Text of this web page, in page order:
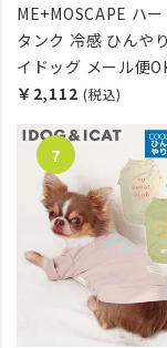
ME+MOSCAPE ハ
タンク 冷感 ひんや
イドッグ メール便
￥2,112 (税込)